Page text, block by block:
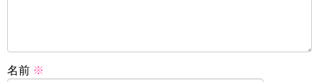
名前 ※